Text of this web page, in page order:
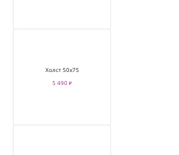
Холст 50х75
5 490 ₽